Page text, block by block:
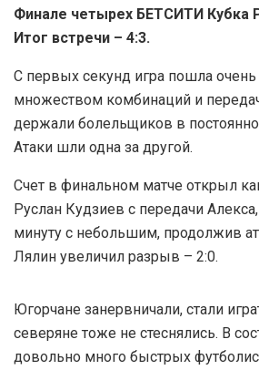
Финале четырех БЕТСИТИ Кубка
Итог встречи – 4:3.
С первых секунд игра пошла
множеством комбинаций и
держали болельщиков в
Атаки шли одна за другой.
Счет в финальном матче открыл
Руслан Кудзиев с передачи Алекса,
минуту с небольшим, продолжив
Лялин увеличил разрыв – 2:0.
Югорчане занервничали, стали
северяне тоже не стеснялись. В
довольно много быстрых